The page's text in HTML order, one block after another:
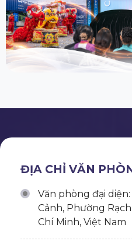
ĐỊA CHỈ VĂN
Văn phòng đại
Cảnh, Phường
Chí Minh, Việt Nam